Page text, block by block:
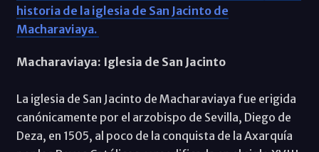
historia de la iglesia de San Jacinto de
Macharaviaya.
Macharaviaya: Iglesia de San Jacinto
La iglesia de San Jacinto de Macharaviaya fue erigida
canónicamente por el arzobispo de Sevilla, Diego de
Deza, en 1505, al poco de la conquista de la Axarquía